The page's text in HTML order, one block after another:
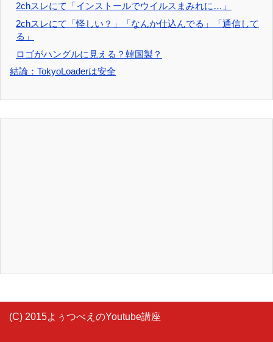
2chスレにて「インストールでウイルスまみれに…」
2chスレにて「怪しい？」「なんか仕込んでる」「通信して
る」
ロゴがハングルに見える？韓国製？
結論：TokyoLoaderは安全
(C) 2015よぅつべえのYoutube講座